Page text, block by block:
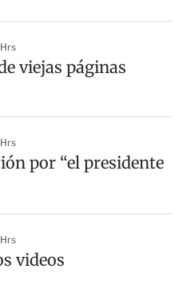
viejas páginas
por “el presidente
videos